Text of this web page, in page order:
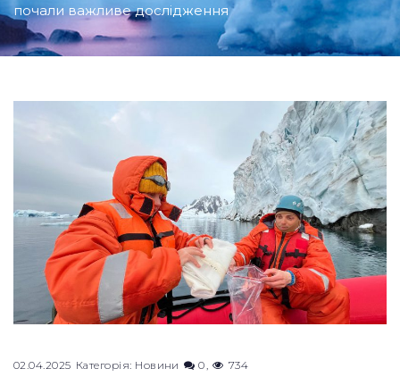
почали важливе дослідження
02.04.2025 Категорія: Новини 0 734